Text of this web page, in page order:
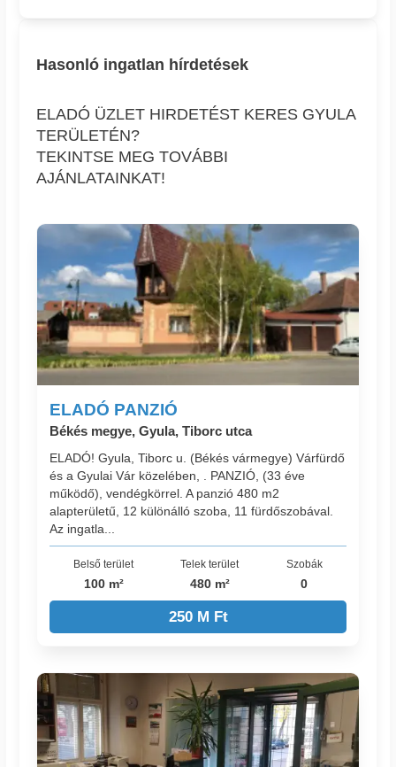
Hasonló ingatlan hírdetések
ELADÓ ÜZLET HIRDETÉST KERES GYULA
TERÜLETÉN?
TEKINTSE MEG TOVÁBBI
AJÁNLATAINKAT!
ELADÓ PANZIÓ
Békés megye, Gyula, Tiborc utca
ELADÓ! Gyula, Tiborc u. (Békés vármegye) Várfürdő
és a Gyulai Vár közelében, . PANZIÓ, (33 éve
működő), vendégkörrel. A panzió 480 m2
alapterületű, 12 különálló szoba, 11 fürdőszobával.
Az ingatla...
Belső terület
100 m²
Telek terület
480 m²
Szobák
0
250 M Ft